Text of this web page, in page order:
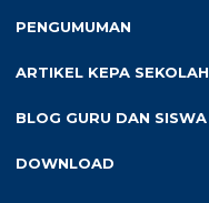
PENGUMUMAN
ARTIKEL KEPA SEKOLAH
BLOG GURU DAN SISWA
DOWNLOAD
Agama
083815251385